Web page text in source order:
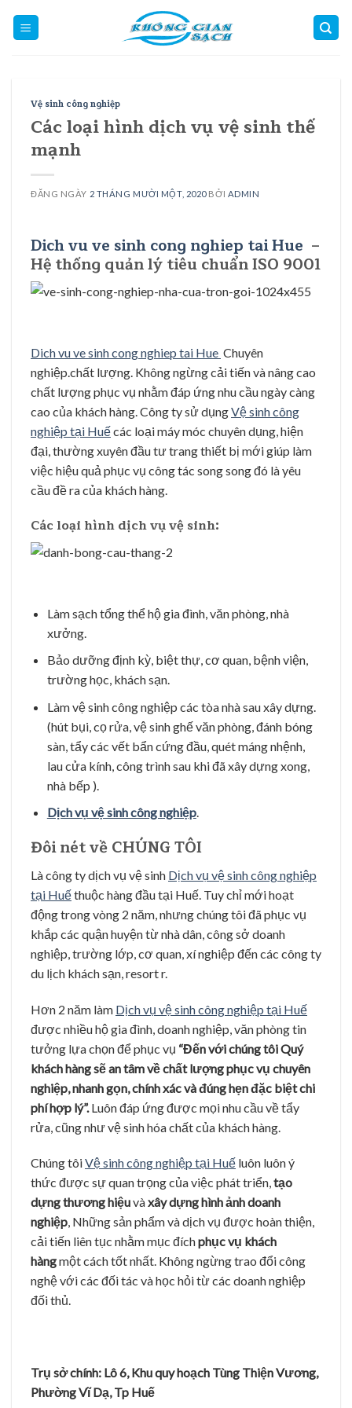
Vệ sinh công nghiệp
Các loại hình dịch vụ vệ sinh thế
mạnh
ĐĂNG NGÀY 2 THÁNG MƯỜI MỘT, 2020BỞI ADMIN
Dich vu ve sinh cong nghiep tai Hue –
Hệ thống quản lý tiêu chuẩn ISO 9001
Dich vu ve sinh cong nghiep tai Hue Chuyên
nghiệp.chất lượng. Không ngừng cải tiến và nâng cao
chất lượng phục vụ nhằm đáp ứng nhu cầu ngày càng
cao của khách hàng. Công ty sử dụngVệ sinh công
nghiệp tại Huếcác loại máy móc chuyên dụng, hiện
đại, thường xuyên đầu tư trang thiết bị mới giúp làm
việc hiệu quả phục vụ công tác song song đó là yêu
cầu đề ra của khách hàng.
Các loại hình dịch vụ vệ sinh:
Làm sạch tổng thể hộ gia đình, văn phòng, nhà
xưởng.
Bảo dưỡng định kỳ, biệt thự, cơ quan, bệnh viện,
trường học, khách sạn.
Làm vệ sinh công nghiệp các tòa nhà sau xây dựng.
(hút bụi, cọ rửa, vệ sinh ghế văn phòng, đánh bóng
sàn, tẩy các vết bẩn cứng đầu, quét máng nhệnh,
lau cửa kính, công trình sau khi đã xây dựng xong,
nhà bếp ).
Dịch vụ vệ sinh công nghiệp.
Đôi nét vềCHÚNG TÔI
Là công ty dịch vụ vệ sinh Dịch vụ vệ sinh công nghiệp
tại Huếthuộc hàng đầu tại Huế. Tuy chỉ mới hoạt
động trong vòng 2 năm, nhưng chúng tôi đã phục vụ
khắp các quận huyện từ nhà dân, công sở doanh
nghiệp, trường lớp, cơ quan, xí nghiệp đến các công ty
du lịch khách sạn, resort r.
Hơn 2 năm làm Dịch vụ vệ sinh công nghiệp tại Huế
được nhiều hộ gia đình, doanh nghiệp, văn phòng tin
tưởng lựa chọn để phục vụ “Đến với chúng tôi Quý
khách hàng sẽ an tâm về chất lượng phục vụ chuyên
nghiệp, nhanh gọn, chính xác và đúng hẹn đặc biệt chi
phí hợp lý”. Luôn đáp ứng được mọi nhu cầu về tẩy
rửa, cũng như vệ sinh hóa chất của khách hàng.
Chúng tôiVệ sinh công nghiệp tại Huế luôn luôn ý
thức được sự quan trọng của việc phát triển,tạo
dựng thương hiệuvàxây dựng hình ảnh doanh
nghiệp, Những sản phẩm và dịch vụ được hoàn thiện,
cải tiến liên tục nhằm mục đíchphục vụ khách
hàngmột cách tốt nhất. Không ngừng trao đổi công
nghệ với các đối tác và học hỏi từ các doanh nghiệp
đối thủ.
Trụ sởchính: Lô6, Khu quy hoạch Tùng Thiện Vương,
Phường Vĩ Dạ, Tp Huê